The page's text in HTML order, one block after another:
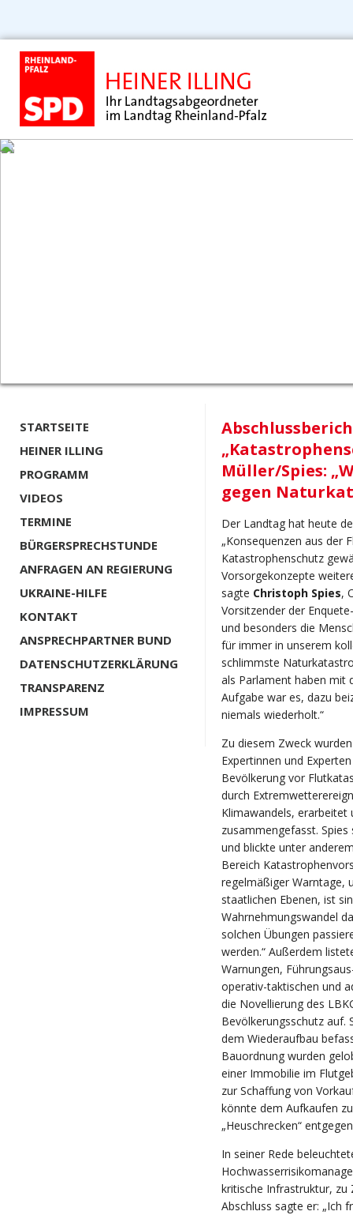
STARTSEITE
HEINER ILLING
PROGRAMM
VIDEOS
TERMINE
BÜRGERSPRECHSTUNDE
ANFRAGEN AN REGIERUNG
UKRAINE-HILFE
KONTAKT
ANSPRECHPARTNER BUND
DATENSCHUTZERKLÄRUNG
TRANSPARENZ
IMPRESSUM
Müller/Spies:
gegen
Der Landtag hat heute
„Konsequenzen aus der
Katastrophenschutz
Vorsorgekonzepte
sagte Christoph Spies,
Vorsitzender der
und besonders die
für immer in unserem
schlimmste
als Parlament haben mit
Aufgabe war es, dazu
niemals wiederholt.“
Zu diesem Zweck
Expertinnen und
Bevölkerung vor
durch
Klimawandels, erarbeitet
zusammengefasst.
und blickte unter
Bereich
regelmäßiger Warntage,
staatlichen Ebenen, ist
Wahrnehmungswandel
solchen Übungen
werden.“ Außerdem
Warnungen,
operativ-taktischen und
die Novellierung des
Bevölkerungsschutz auf.
dem Wiederaufbau
Bauordnung wurden
einer Immobilie im
zur Schaffung von
könnte dem Aufkaufen
„Heuschrecken“
In seiner Rede
kritische Infrastruktur, zu
Abschluss sagte er: „Ich